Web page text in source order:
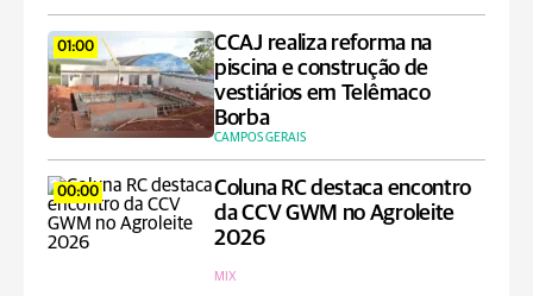
01:00
CCAJ realiza reforma na
piscina e construção de
vestiários em Telêmaco
Borba
CAMPOS GERAIS
00:00
Coluna RC destaca encontro
da CCV GWM no Agroleite
2026
MIX